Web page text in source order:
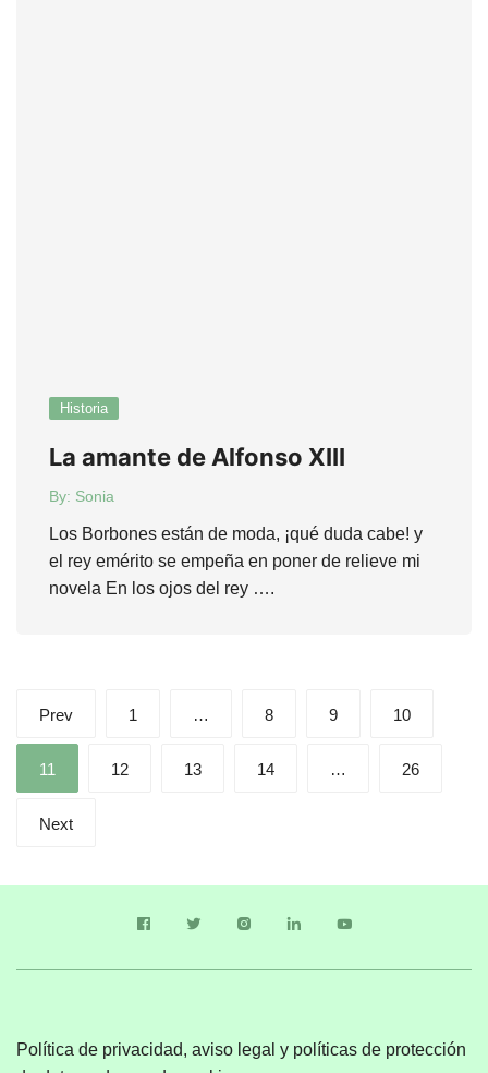
Historia
La amante de Alfonso XIII
By: Sonia
Los Borbones están de moda, ¡qué duda cabe! y
el rey emérito se empeña en poner de relieve mi
novela En los ojos del rey ….
Paginación
de
entradas
Prev 1 … 8 9 10
11 12 13 14 … 26
Next
Política de privacidad, aviso legal y políticas de protección